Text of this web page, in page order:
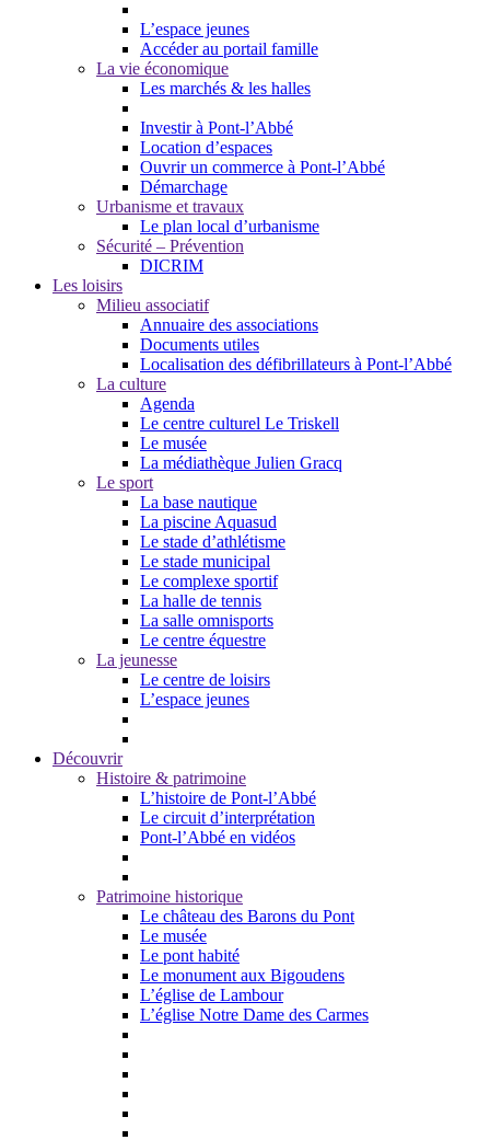
L’espace jeunes
Accéder au portail famille
La vie économique
Les marchés & les halles
Investir à Pont-l’Abbé
Location d’espaces
Ouvrir un commerce à Pont-l’Abbé
Démarchage
Urbanisme et travaux
Le plan local d’urbanisme
Sécurité – Prévention
DICRIM
Les loisirs
Milieu associatif
Annuaire des associations
Documents utiles
Localisation des défibrillateurs à Pont-l’Abbé
La culture
Agenda
Le centre culturel Le Triskell
Le musée
La médiathèque Julien Gracq
Le sport
La base nautique
La piscine Aquasud
Le stade d’athlétisme
Le stade municipal
Le complexe sportif
La halle de tennis
La salle omnisports
Le centre équestre
La jeunesse
Le centre de loisirs
L’espace jeunes
Découvrir
Histoire & patrimoine
L’histoire de Pont-l’Abbé
Le circuit d’interprétation
Pont-l’Abbé en vidéos
Patrimoine historique
Le château des Barons du Pont
Le musée
Le pont habité
Le monument aux Bigoudens
L’église de Lambour
L’église Notre Dame des Carmes